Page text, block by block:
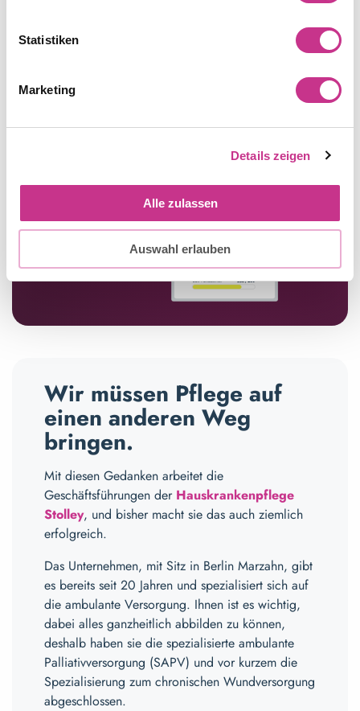
Statistiken
Marketing
Details zeigen
Alle zulassen
Auswahl erlauben
Wir müssen Pflege auf
einen anderen Weg
bringen.
Mit diesen Gedanken arbeitet die
Geschäftsführungen der Hauskrankenpflege
Stolley, und bisher macht sie das auch ziemlich
erfolgreich.
Das Unternehmen, mit Sitz in Berlin Marzahn, gibt
es bereits seit 20 Jahren und spezialisiert sich auf
die ambulante Versorgung. Ihnen ist es wichtig,
dabei alles ganzheitlich abbilden zu können,
deshalb haben sie die spezialisierte ambulante
Palliativversorgung (SAPV) und vor kurzem die
Spezialisierung zum chronischen Wundversorgung
abgeschlossen.